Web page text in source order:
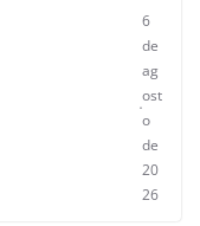
6
de
ag
ost
o
de
20
26